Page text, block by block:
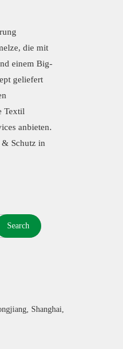
die mit
einem Big-
geliefert
Textil
anbieten.
Schutz in
Search
Shanghai,